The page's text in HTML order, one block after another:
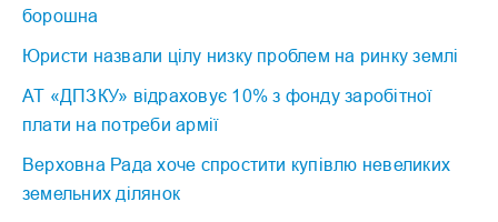
борошна
Юристи назвали цілу низку проблем на ринку землі
АТ «ДПЗКУ» відраховує 10% з фонду заробітної
плати на потреби армії
Верховна Рада хоче спростити купівлю невеликих
земельних ділянок